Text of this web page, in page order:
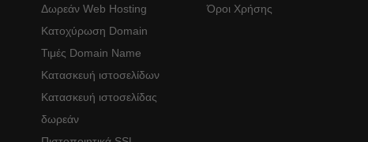
Δωρεάν Web Hosting
Κατοχύρωση Domain
Τιμές Domain Name
Κατασκευή ιστοσελίδων
Κατασκευή ιστοσελίδας
δωρεάν
Όροι Χρήσης